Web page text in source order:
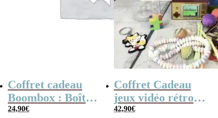
Coffret cadeau
Boombox : Boîte
bonbons des
24,90€
Coffret Cadeau
jeux vidéo rétro
(avec sa console de
42,90€